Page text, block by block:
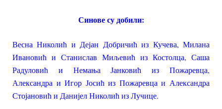
Синове су добили:
Весна Николић и Дејан Добричић из Кучева, Милана
Ивановић и Станислав Миљевић из Костолца, Саша
Радуловић и Немања Јанковић из Пожаревца,
Александра и Игор Јосић из Пожаревца и Александра
Стојановић и Данијел Николић из Лучице.